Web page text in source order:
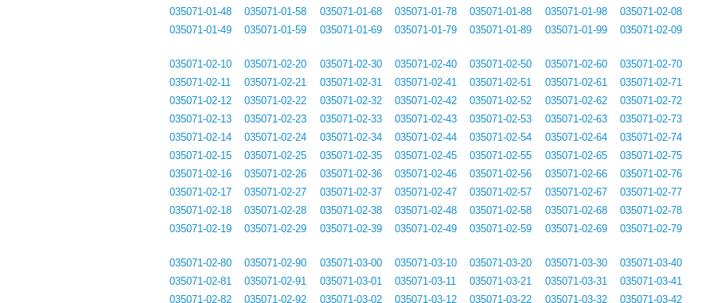
035071-01-48
035071-01-49
035071-01-58
035071-01-59
035071-01-68
035071-01-69
035071-01-78
035071-01-79
035071-01-88
035071-01-89
035071-01-98
035071-01-99
035071-02-08
035071-02-09
035071-02-10
035071-02-11
035071-02-12
035071-02-13
035071-02-14
035071-02-15
035071-02-16
035071-02-17
035071-02-18
035071-02-19
035071-02-20
035071-02-21
035071-02-22
035071-02-23
035071-02-24
035071-02-25
035071-02-26
035071-02-27
035071-02-28
035071-02-29
035071-02-30
035071-02-31
035071-02-32
035071-02-33
035071-02-34
035071-02-35
035071-02-36
035071-02-37
035071-02-38
035071-02-39
035071-02-40
035071-02-41
035071-02-42
035071-02-43
035071-02-44
035071-02-45
035071-02-46
035071-02-47
035071-02-48
035071-02-49
035071-02-50
035071-02-51
035071-02-52
035071-02-53
035071-02-54
035071-02-55
035071-02-56
035071-02-57
035071-02-58
035071-02-59
035071-02-60
035071-02-61
035071-02-62
035071-02-63
035071-02-64
035071-02-65
035071-02-66
035071-02-67
035071-02-68
035071-02-69
035071-02-70
035071-02-71
035071-02-72
035071-02-73
035071-02-74
035071-02-75
035071-02-76
035071-02-77
035071-02-78
035071-02-79
035071-02-80
035071-02-81
035071-02-82
035071-02-90
035071-02-91
035071-02-92
035071-03-00
035071-03-01
035071-03-02
035071-03-10
035071-03-11
035071-03-12
035071-03-20
035071-03-21
035071-03-22
035071-03-30
035071-03-31
035071-03-32
035071-03-40
035071-03-41
035071-03-42